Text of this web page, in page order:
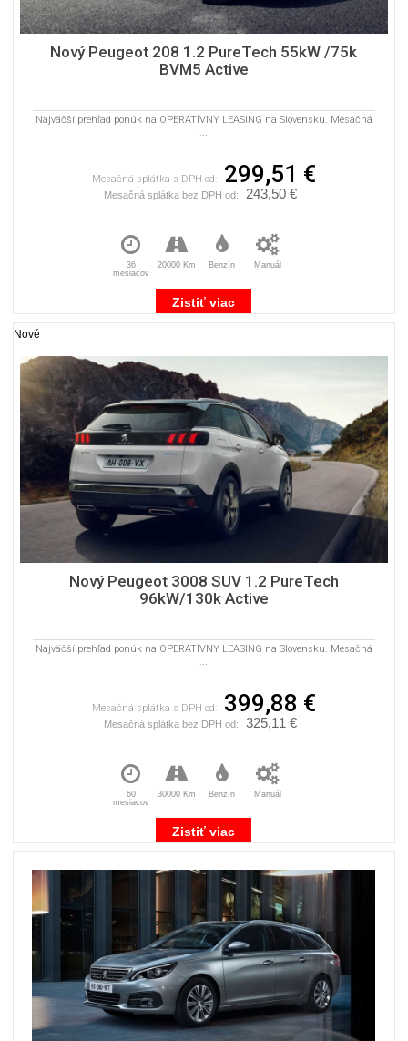
Nový Peugeot 208 1.2 PureTech 55kW /75k
BVM5 Active
Najväčší prehľad ponúk na OPERATÍVNY LEASING na Slovensku. Mesačná
...
36
mesiacov
20000 Km Benzín Manuál
Zistiť viac
Mesačná splátka s DPH od: 299,51 €
Mesačná splátka bez DPH od: 243,50 €
Nové
Nový Peugeot 3008 SUV 1.2 PureTech
96kW/130k Active
Najväčší prehľad ponúk na OPERATÍVNY LEASING na Slovensku. Mesačná
...
60
mesiacov
30000 Km Benzín Manuál
Zistiť viac
Mesačná splátka s DPH od: 399,88 €
Mesačná splátka bez DPH od: 325,11 €